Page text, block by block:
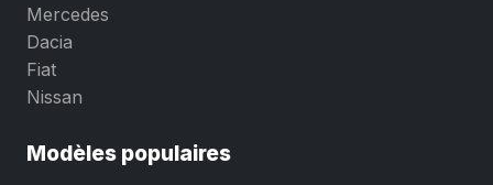
Mercedes
Dacia
Fiat
Nissan
Modèles populaires